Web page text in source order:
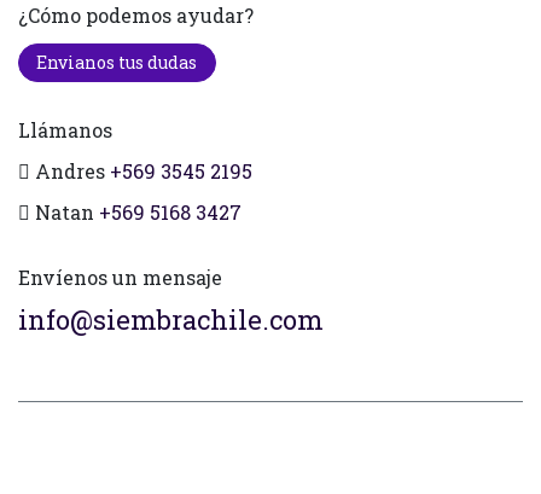
¿Cómo podemos ayudar?
Envianos tus dudas
Llámanos
Andres +569 3545 2195
Natan +569 5168 3427
Envíenos un mensaje
info@siembrachile.com